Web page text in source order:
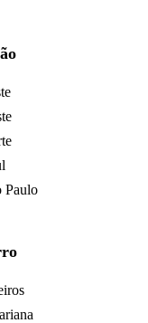
Paulo